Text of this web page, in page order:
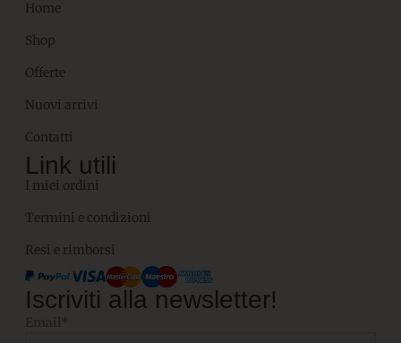
Home
Shop
Offerte
Nuovi arrivi
Contatti
Link utili
I miei ordini
Termini e condizioni
Resi e rimborsi
Iscriviti alla newsletter!